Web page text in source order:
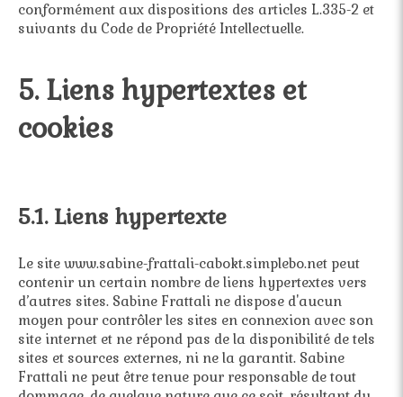
conformément aux dispositions des articles L.335-2 et
suivants du Code de Propriété Intellectuelle.
5. Liens hypertextes et
cookies
5.1. Liens hypertexte
Le site www.sabine-frattali-cabokt.simplebo.net peut
contenir un certain nombre de liens hypertextes vers
d’autres sites. Sabine Frattali ne dispose d'aucun
moyen pour contrôler les sites en connexion avec son
site internet et ne répond pas de la disponibilité de tels
sites et sources externes, ni ne la garantit. Sabine
Frattali ne peut être tenue pour responsable de tout